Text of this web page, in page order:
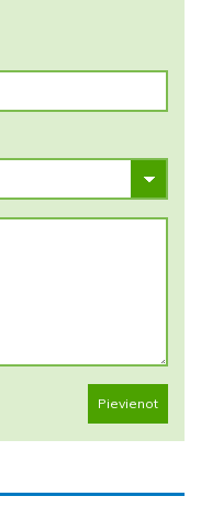
Pievienot